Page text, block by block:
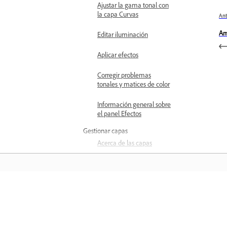
Ajustar la gama tonal con
la capa Curvas
Editar iluminación
Aplicar efectos
Corregir problemas
tonales y matices de color
Información general sobre
el panel Efectos
Gestionar capas
Acerca de las capas